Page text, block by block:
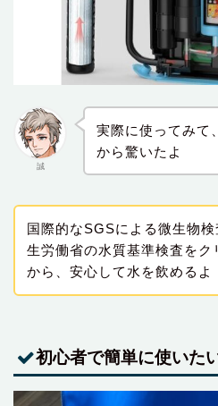
誠
実際に使ってみて
から驚いたよ
国際的なSGSによる微生物
生労働省の水質基準検査をク
から、安心して水を飲めるよ
初心者で簡単に使いた